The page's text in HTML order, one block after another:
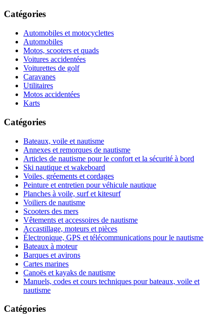
Catégories
Automobiles et motocyclettes
Automobiles
Motos, scooters et quads
Voitures accidentées
Voiturettes de golf
Caravanes
Utilitaires
Motos accidentées
Karts
Catégories
Bateaux, voile et nautisme
Annexes et remorques de nautisme
Articles de nautisme pour le confort et la sécurité à bord
Ski nautique et wakeboard
Voiles, gréements et cordages
Peinture et entretien pour véhicule nautique
Planches à voile, surf et kitesurf
Voiliers de nautisme
Scooters des mers
Vêtements et accessoires de nautisme
Accastillage, moteurs et pièces
Électronique, GPS et télécommunications pour le nautisme
Bateaux à moteur
Barques et avirons
Cartes marines
Canoës et kayaks de nautisme
Manuels, codes et cours techniques pour bateaux, voile et
nautisme
Catégories